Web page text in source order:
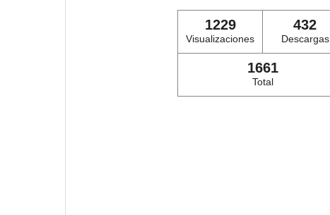
1229
Visualizaciones
432
Descargas
1661
Total